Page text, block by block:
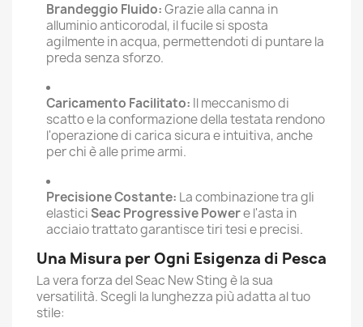
Brandeggio Fluido:Grazie alla canna in
alluminio anticorodal, il fucile si sposta
agilmente in acqua, permettendoti di puntare la
preda senza sforzo.
Caricamento Facilitato: Il meccanismo di
scatto e la conformazione della testata rendono
l'operazione di carica sicura e intuitiva, anche
per chi è alle prime armi.
Precisione Costante: La combinazione tra gli
elasticiSeac Progressive Powere l'asta in
acciaio trattato garantisce tiri tesi e precisi.
Una Misura per Ogni Esigenza di Pesca
La vera forza del Seac New Sting è la sua
versatilità. Scegli la lunghezza più adatta al tuo
stile: